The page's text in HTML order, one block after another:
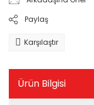
Paylaş
Karşılaştır
Ürün Bilgisi